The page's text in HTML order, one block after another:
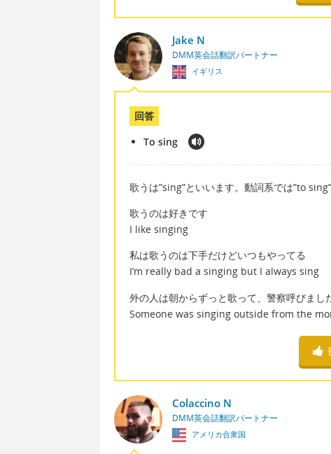
Jake N
DMM英会話翻訳パートナー
イギリス
回答
To sing
歌うは”sing”といいます。動詞系では”to
歌うのは好きです
I like singing
私は歌うのは下手だけどいつもやってる
I’m really bad a singing but I always sing
外の人は朝からずっと歌って、警察呼びまし
Someone was singing outside from the
Colaccino N
DMM英会話翻訳パートナー
アメリカ合衆国